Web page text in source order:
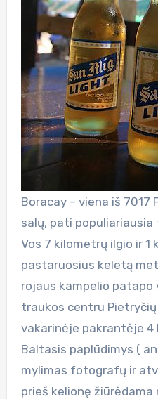
Boracay – viena iš 7017
salų, pati
Vos 7 kilometrų ilgio ir 1
pastaruosius keletą
rojaus kampelio
traukos centru
vakarinėje pakrantėje
Baltasis paplūdimys (
mylimas fotografų ir
prieš kelionę